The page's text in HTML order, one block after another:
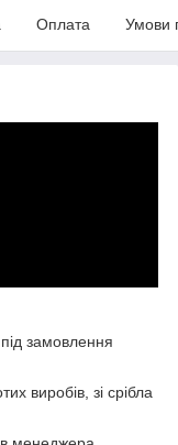
Оплата Умови
замовлення
виробів, зі срібла